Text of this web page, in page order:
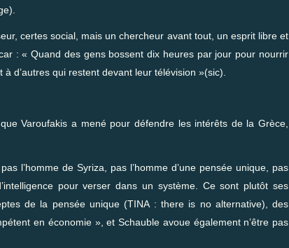
certes social, mais un chercheur avant tout, un esprit libre et
: « Quand des gens bossent dix heures par jour pour nourrir
d’autres qui restent devant leur télévision »(sic).
Varoufakis a mené pour défendre les intérêts de la Grèce,
l’homme de Syriza, pas l’homme d’une pensée unique, pas
pour verser dans un système. Ce sont plutôt ses
de la pensée unique (TINA : there is no alternative), des
en économie », et Schauble avoue également n’être pas